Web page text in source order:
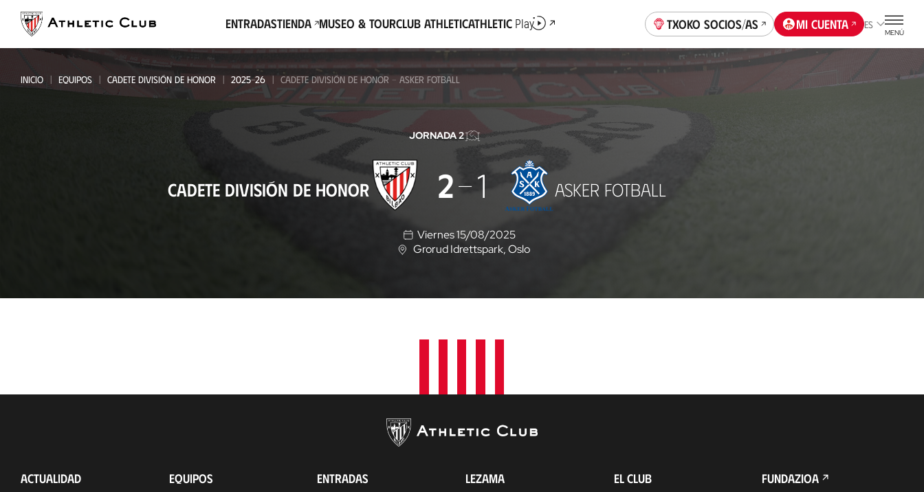
contenido
principal
EntradasTienda Museo & TourClub AthleticAthletic Play Txoko socios/as Mi cuenta ES
MENÚ
INICIO EQUIPOS CADETE DIVISIÓN DE HONOR 2025-26 CADETE DIVISIÓN DE HONOR - ASKER FOTBALL
JORNADA 2
CADETE DIVISIÓN DE HONOR 2 1 ASKER FOTBALL
Viernes 15/08/2025
U
c
i
Grorud Idrettspark, Oslo
ACTUALIDAD EQUIPOS ENTRADAS LEZAMA EL CLUB FUNDAZIOA